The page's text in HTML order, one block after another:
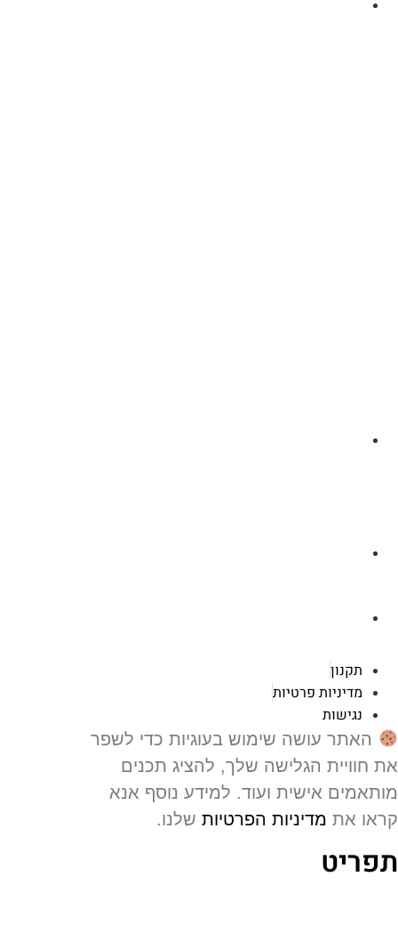
תקנון
מדיניות פרטיות
נגישות
האתר עושה שימוש בעוגיות כדי לשפר
חוויית הגלישה שלך, להציג תכנים
אישית ועוד. למידע נוסף אנא
אתמדיניות הפרטיותשלנו.